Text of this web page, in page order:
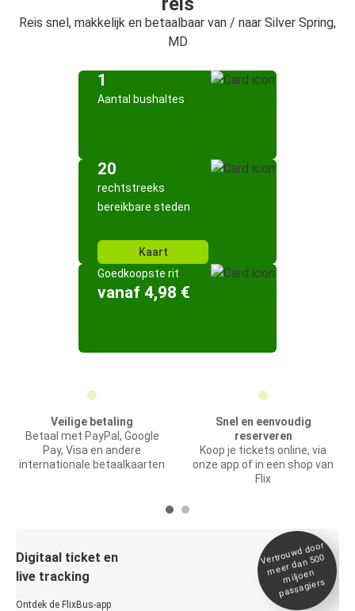
Reis snel, makkelijk en betaalbaar van / naar Silver Spring,
MD
1
Aantal bushaltes
20
rechtstreeks
bereikbare steden
Kaart
Goedkoopste rit
vanaf 4,98 €
Veilige betaling
Betaal met PayPal, Google
Pay, Visa en andere
internationale betaalkaarten
Snel en eenvoudig
reserveren
Koop je tickets online, via
onze app of in een shop van
Flix
Digitaal ticket en
live tracking
Ontdek de FlixBus-app
Vertrou
wd door
meer dan 500
miljoen
passagiers